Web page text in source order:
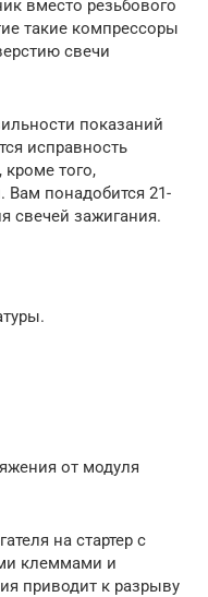
вместо резьбового
такие компрессоры
свечи
показаний
исправность
кроме того,
Вам понадобится 21-
зажигания.
от модуля
на стартер с
клеммами и
приводит к разрыву